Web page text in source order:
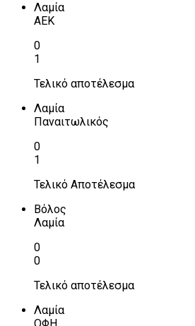
Λαμία
ΑΕΚ
0
1
Τελικό αποτέλεσμα
Λαμία
Παναιτωλικός
0
1
Τελικό Αποτέλεσμα
Βόλος
Λαμία
0
0
Τελικό αποτέλεσμα
Λαμία